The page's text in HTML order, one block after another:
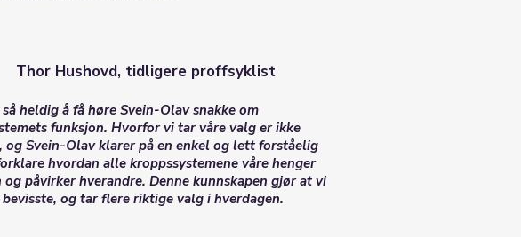
Thor Hushovd, tidligere proffsyklist
så heldig å få høre Svein-Olav snakke om
funksjon. Hvorfor vi tar våre valg er ikke
Svein-Olav klarer på en enkel og lett forståelig
hvordan alle kroppssystemene våre henger
og påvirker hverandre. Denne kunnskapen gjør at vi
og tar flere riktige valg i hverdagen.